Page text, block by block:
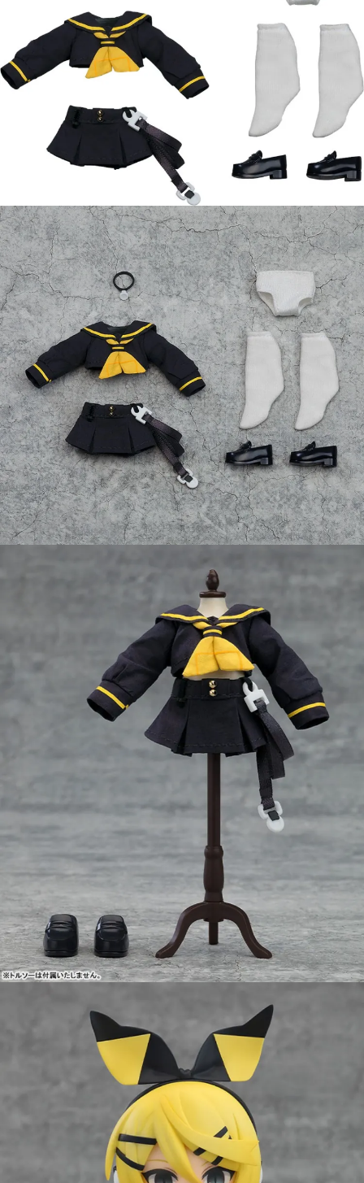
1.本服務係由「台灣大哥大股份有限公司」（以下簡稱本公司）所提供，讓
用戶於交易時，得透過本服務購買商品或服務，並由商店將買賣／分期付款
買賣價金債權讓與本公司後，依約使用本公司帳單繳交帳款。
2.基於同意付款使用「大哥付你分期」之契約關係目的，商店將以您的個人
資料（包含姓名、電話或地址）提供予台灣大哥大進項蒐集、處理及利用，
由本公司與您本人進行分期帳單所需資料之確認、核對及更正。
3.完整用戶服務條款，請詳閱以下連結：https://oppay.tw/userRule
預購-付款後7-11取貨(舊)
每筆NT$90，滿NT$3,000(含以上)免運費
預購-宅配(舊)
每筆NT$120，滿NT$3,000(含以上)免運費
預購-宅配(離島)(舊)
每筆NT$160，滿NT$3,000(含以上)免運費
東海門市自取，需自備購物袋取貨唷。